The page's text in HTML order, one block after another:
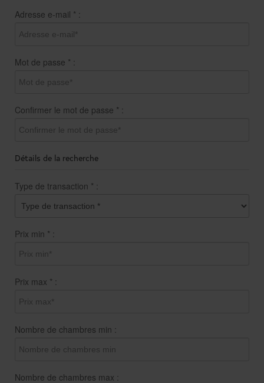
Adresse e-mail * :
Mot de passe * :
Confirmer le mot de passe * :
Détails de la recherche
Type de transaction * :
Prix min * :
Prix max * :
Nombre de chambres min :
Nombre de chambres max :